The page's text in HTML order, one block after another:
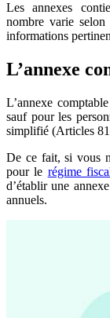
Les annexes
nombre varie
informations
L’annexe
L’annexe
sauf pour les
simplifié (Articles
De ce fait, si vous
pour le régime
d’établir une
annuels.